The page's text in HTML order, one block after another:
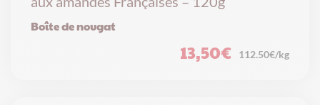
Boîte de nougat
13,50€ 112.50€/kg